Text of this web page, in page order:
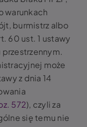
warunkach
burmistrz albo
60 ust. 1 ustawy
może
z dnia 14
572), czyli za
się temu nie